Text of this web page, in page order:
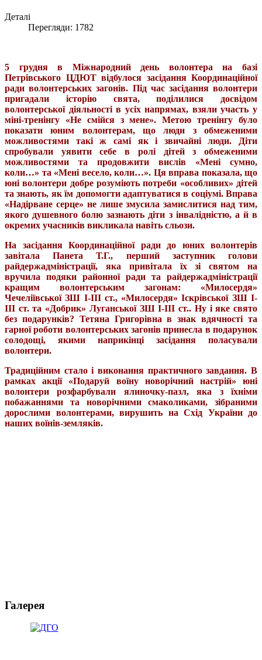
Деталі
Перегляди: 1782
5 грудня в Міжнародний день волонтера на базі
Петрівського ЦДЮТ відбулося засідання Координаційної
ради волонтерських загонів. Під час засідання волонтери
пригадали історію свята, поділилися досвідом
волонтерської діяльності в усіх напрямах, взяли участь у
міні-тренінгу «Не смійся з мене». Метою тренінгу було
показати юним волонтерам, що люди з обмеженими
можливостями такі ж самі як і звичайні люди. Діти
спробували уявити себе в ролі дітей з обмеженими
можливостями та продовжити вислів «Мені сумно,
коли…» та «Мені весело, коли…». Ця вправа показала, що
юні волонтери добре розуміють потреби «особливих» дітей
та знають, як їм допомогти адаптуватися в соціумі. Вправа
«Надірване серце» не лише змусила замислитися над тим,
якого душевного болю зазнають діти з інвалідністю, а й в
окремих учасників викликала навіть сльози.
На засідання Координаційної ради до юних волонтерів
завітала Панета Т.Г., перший заступник голови
райдержадміністрації, яка привітала їх зі святом на
вручила подяки районної ради та райдержадміністрації
кращим волонтерським загонам: «Милосердя»
Чечеліївської ЗШ І-ІІІ ст., «Милосердя» Іскрівської ЗШ І-
ІІІ ст. та «Добрик» Луганської ЗШ І-ІІІ ст.. Ну і яке свято
без подарунків? Тетяна Григорівна в знак вдячності та
гарної роботи волонтерських загонів принесла в подарунок
солодощі, якими наприкінці засідання поласували
волонтери.
Традиційним стало і виконання практичного завдання. В
рамках акції «Подаруй воїну новорічний настрій» юні
волонтери розфарбували ялиночку-пазл, яка з їхніми
побажаннями та новорічними смаколиками, зібраними
дорослими волонтерами, вирушить на Схід України до
наших воїнів-земляків.
Галерея